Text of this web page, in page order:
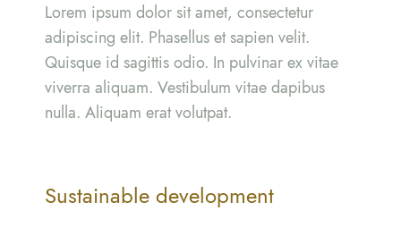
Lorem ipsum dolor sit amet, consectetur
adipiscing elit. Phasellus et sapien velit.
Quisque id sagittis odio. In pulvinar ex vitae
viverra aliquam. Vestibulum vitae dapibus
nulla. Aliquam erat volutpat.
Sustainable development